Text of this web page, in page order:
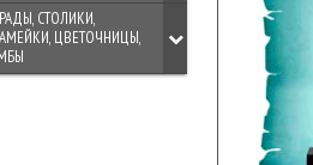
СТОЛИКИ,
ЦВЕТОЧНИЦЫ,